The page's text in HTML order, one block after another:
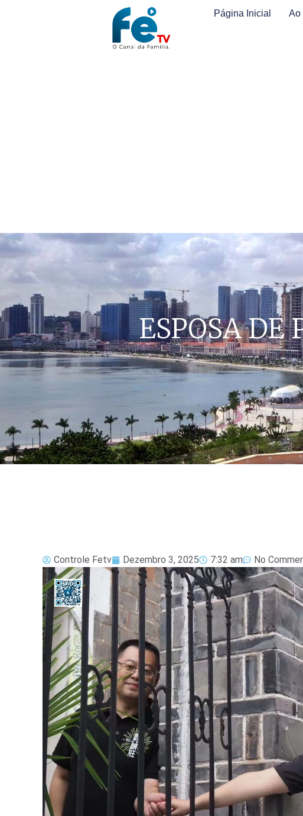
Página Inicial Ao
ESPOSA DE
Controle Fetv Dezembro 3, 2025 7:32 am No